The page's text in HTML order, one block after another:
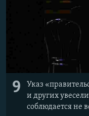
9
Указ
и других
соблюдается не